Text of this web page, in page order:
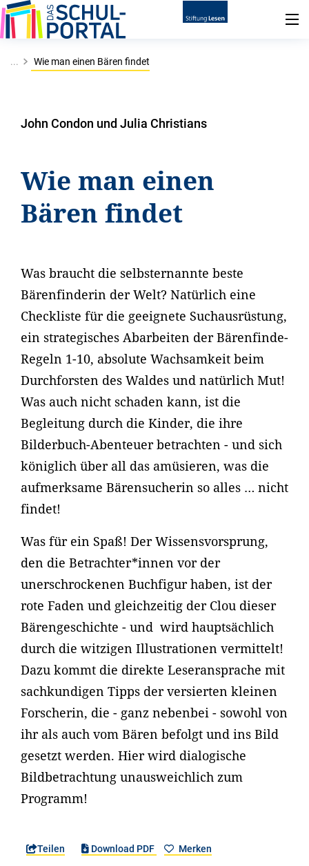
... Wie man einen Bären findet
John Condon und Julia Christians
Wie man einen
Bären findet
Was braucht die selbsternannte beste
Bärenfinderin der Welt? Natürlich eine
Checkliste für die geeignete Suchausrüstung,
ein strategisches Abarbeiten der Bärenfinde-
Regeln 1-10, absolute Wachsamkeit beim
Durchforsten des Waldes und natürlich Mut!
Was auch nicht schaden kann, ist die
Begleitung durch die Kinder, die ihre
Bilderbuch-Abenteuer betrachten - und sich
königlich über all das amüsieren, was die
aufmerksame Bärensucherin so alles … nicht
findet!
Was für ein Spaß! Der Wissensvorsprung,
den die Betrachter*innen vor der
unerschrockenen Buchfigur haben, ist der
rote Faden und gleichzeitig der Clou dieser
Bärengeschichte - und wird hauptsächlich
durch die witzigen Illustrationen vermittelt!
Dazu kommt die direkte Leseransprache mit
sachkundigen Tipps der versierten kleinen
Forscherin, die - ganz nebenbei - sowohl von
ihr als auch vom Bären befolgt und ins Bild
gesetzt werden. Hier wird dialogische
Bildbetrachtung unausweichlich zum
Programm!
Teilen Download PDF Merken